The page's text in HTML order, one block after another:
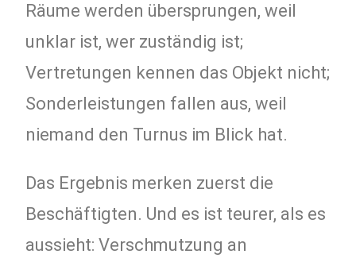
Räume werden übersprungen, weil
unklar ist, wer zuständig ist;
Vertretungen kennen das Objekt nicht;
Sonderleistungen fallen aus, weil
niemand den Turnus im Blick hat.
Das Ergebnis merken zuerst die
Beschäftigten. Und es ist teurer, als es
aussieht: Verschmutzung an